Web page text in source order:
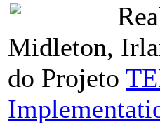
Midleton,
do Projeto